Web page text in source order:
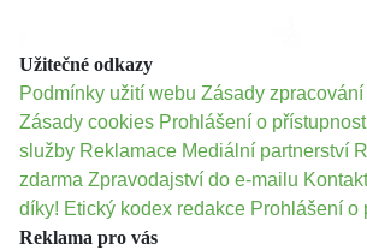
Užitečné odkazy
Podmínky užití webu Zásady
Zásady cookies Prohlášení o
služby Reklamace Mediální partnerství
zdarma Zpravodajství do e-mailu Kontakt
díky! Etický kodex redakce Prohlášení o
Reklama pro vás